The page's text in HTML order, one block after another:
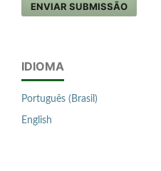
ENVIAR SUBMISSÃO
IDIOMA
Português (Brasil)
English